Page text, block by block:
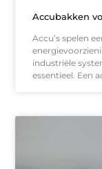
Accubakken
Accu’s spelen
industriële
essentieel. Een